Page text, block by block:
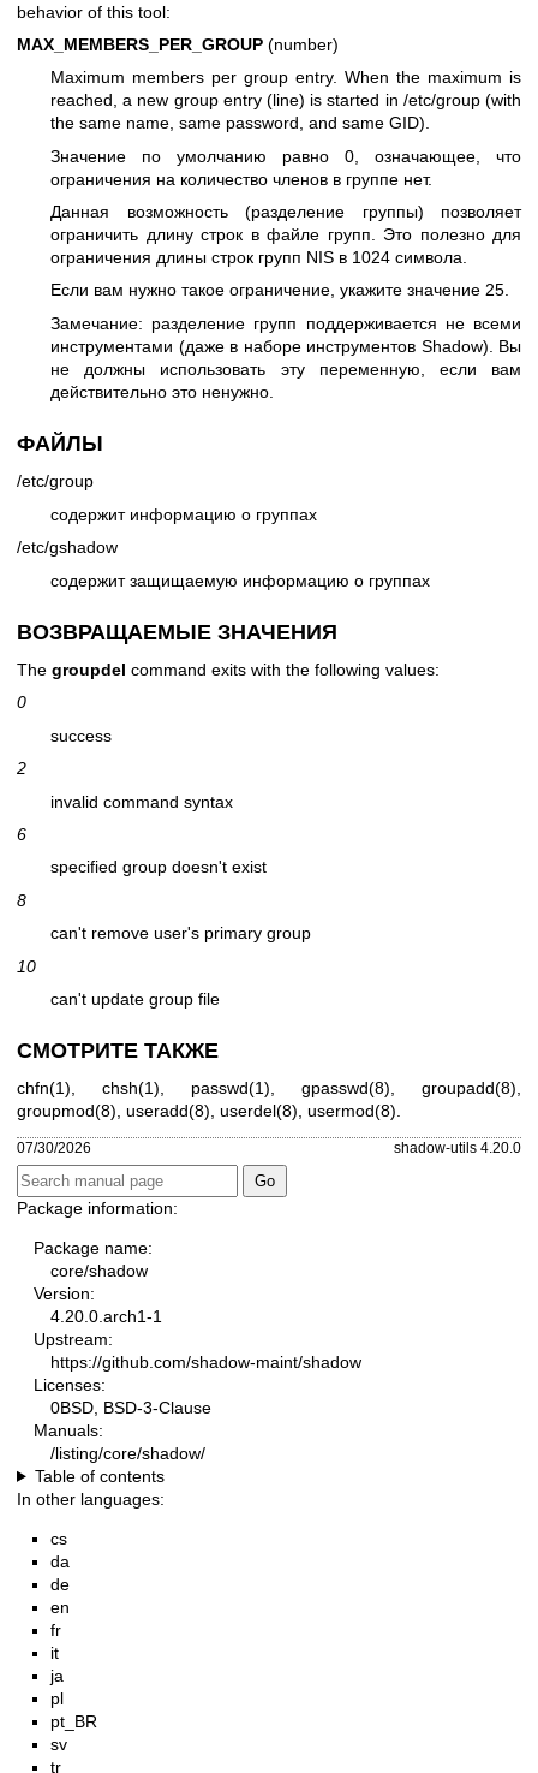
behavior of this tool:
MAX_MEMBERS_PER_GROUP (number)
Maximum members per group entry. When the maximum is
reached, a new group entry (line) is started in /etc/group (with
the same name, same password, and same GID).
Значение по умолчанию равно 0, означающее, что
ограничения на количество членов в группе нет.
Данная возможность (разделение группы) позволяет
ограничить длину строк в файле групп. Это полезно для
ограничения длины строк групп NIS в 1024 символа.
Если вам нужно такое ограничение, укажите значение 25.
Замечание: разделение групп поддерживается не всеми
инструментами (даже в наборе инструментов Shadow). Вы
не должны использовать эту переменную, если вам
действительно это ненужно.
ФАЙЛЫ
/etc/group
содержит информацию о группах
/etc/gshadow
содержит защищаемую информацию о группах
ВОЗВРАЩАЕМЫЕ ЗНАЧЕНИЯ
The groupdel command exits with the following values:
0
success
2
invalid command syntax
6
specified group doesn't exist
8
can't remove user's primary group
10
can't update group file
СМОТРИТЕ ТАКЖЕ
chfn(1), chsh(1), passwd(1), gpasswd(8), groupadd(8),
groupmod(8), useradd(8), userdel(8), usermod(8).
07/30/2026 shadow-utils 4.20.0
Package information:
Package name:
core/shadow
Version:
4.20.0.arch1-1
Upstream:
https://github.com/shadow-maint/shadow
Licenses:
0BSD, BSD-3-Clause
Manuals:
/listing/core/shadow/
Table of contents
In other languages:
cs
da
de
en
fr
it
ja
pl
pt_BR
sv
tr